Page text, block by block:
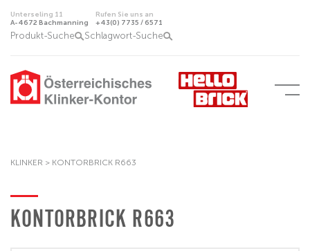
Unterseling 11
A-4672 Bachmanning
Rufen Sie uns an
+43(0) 7735 / 6571
Produkt-Suche Schlagwort-Suche
KLINKER > KONTORBRICK R663
KONTORBRICK R663